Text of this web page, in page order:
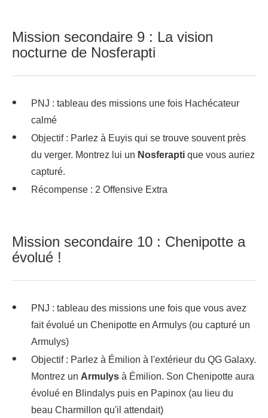
Mission secondaire 9 : La vision
nocturne de Nosferapti
PNJ : tableau des missions une fois Hachécateur
calmé
Objectif : Parlez à Euyis qui se trouve souvent près
du verger. Montrez lui un Nosferapti que vous auriez
capturé.
Récompense : 2 Offensive Extra
Mission secondaire 10 : Chenipotte a
évolué !
PNJ : tableau des missions une fois que vous avez
fait évolué un Chenipotte en Armulys (ou capturé un
Armulys)
Objectif : Parlez à Émilion à l'extérieur du QG Galaxy.
Montrez un Armulys à Émilion. Son Chenipotte aura
évolué en Blindalys puis en Papinox (au lieu du
beau Charmillon qu'il attendait)